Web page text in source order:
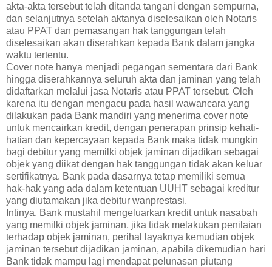
akta-akta tersebut telah ditanda tangani dengan sempurna,
dan selanjutnya setelah aktanya diselesaikan oleh Notaris
atau PPAT dan pemasangan hak tanggungan telah
diselesaikan akan diserahkan kepada Bank dalam jangka
waktu tertentu.
Cover note hanya menjadi pegangan sementara dari Bank
hingga diserahkannya seluruh akta dan jaminan yang telah
didaftarkan melalui jasa Notaris atau PPAT tersebut. Oleh
karena itu dengan mengacu pada hasil wawancara yang
dilakukan pada Bank mandiri yang menerima cover note
untuk mencairkan kredit, dengan penerapan prinsip kehati-
hatian dan kepercayaan kepada Bank maka tidak mungkin
bagi debitur yang memilki objek jaminan dijadikan sebagai
objek yang diikat dengan hak tanggungan tidak akan keluar
sertifikatnya. Bank pada dasarnya tetap memiliki semua
hak-hak yang ada dalam ketentuan UUHT sebagai kreditur
yang diutamakan jika debitur wanprestasi.
Intinya, Bank mustahil mengeluarkan kredit untuk nasabah
yang memilki objek jaminan, jika tidak melakukan penilaian
terhadap objek jaminan, perihal layaknya kemudian objek
jaminan tersebut dijadikan jaminan, apabila dikemudian hari
Bank tidak mampu lagi mendapat pelunasan piutang